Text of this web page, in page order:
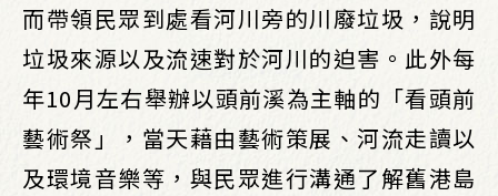
而帶領民眾到處看河川旁的川廢垃圾，說明
垃圾來源以及流速對於河川的迫害。此外每
年10月左右舉辦以頭前溪為主軸的「看頭前
藝術祭」，當天藉由藝術策展、河流走讀以
及環境音樂等，與民眾進行溝通了解舊港島